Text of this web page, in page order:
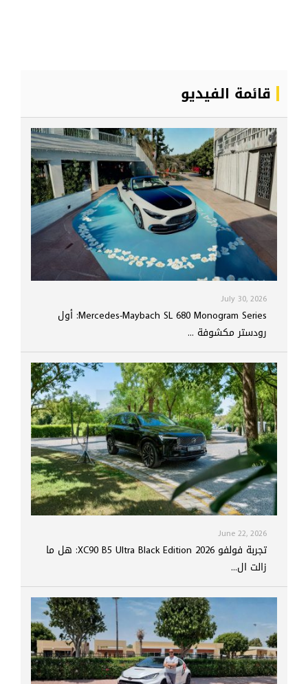
قائمة الفيديو
July 30, 2026
Mercedes-Maybach SL 680 Monogram Series: أول
رودستر مكشوفة ...
June 22, 2026
تجربة فولفو XC90 B5 Ultra Black Edition 2026: هل ما
زالت ال...